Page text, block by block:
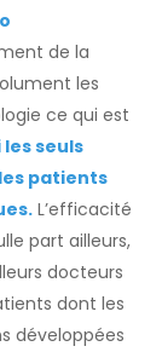
de la
les
ce qui est
seuls
patients
L’efficacité
part ailleurs,
docteurs
dont les
développées